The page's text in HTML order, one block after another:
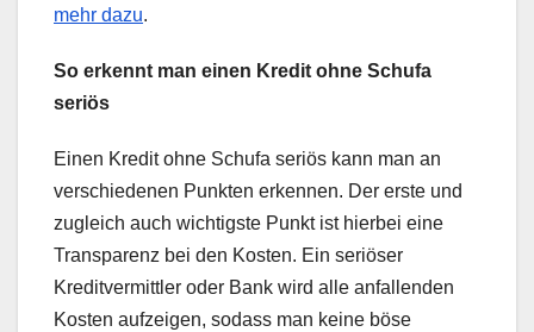
mehr dazu.
So erkennt man einen Kredit ohne Schufa
seriös
Einen Kredit ohne Schufa seriös kann man an
verschiedenen Punkten erkennen. Der erste und
zugleich auch wichtigste Punkt ist hierbei eine
Transparenz bei den Kosten. Ein seriöser
Kreditvermittler oder Bank wird alle anfallenden
Kosten aufzeigen, sodass man keine böse